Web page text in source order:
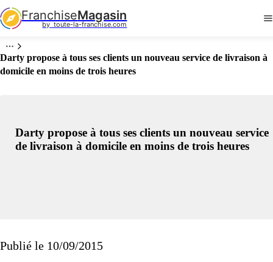
FranchiseMagasin
by  toute-la-franchise.com
Darty propose à tous ses clients un nouveau service de livraison à
domicile en moins de trois heures
Darty propose à tous ses clients un nouveau service
de livraison à domicile en moins de trois heures
Publié le 10/09/2015